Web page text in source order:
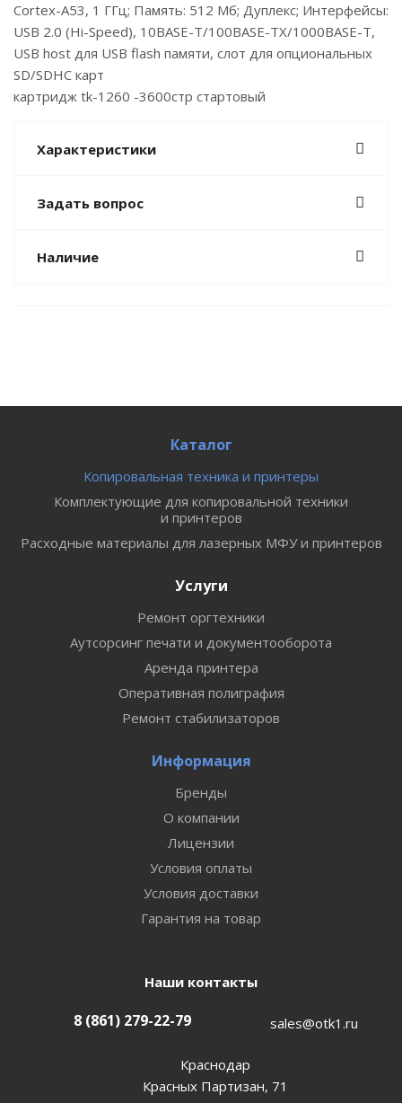
Cortex-A53, 1 ГГц; Память: 512 Мб; Дуплекс; Интерфейсы:
USB 2.0 (Hi-Speed), 10BASE-T/100BASE-TX/1000BASE-T,
USB host для USB flash памяти, слот для опциональных
SD/SDHC карт
картридж tk-1260 -3600стр стартовый
Характеристики
Задать вопрос
Наличие
Каталог
Копировальная техника и принтеры
Комплектующие для копировальной техники
и принтеров
Расходные материалы для лазерных МФУ и принтеров
Услуги
Ремонт оргтехники
Аутсорсинг печати и документооборота
Аренда принтера
Оперативная полиграфия
Ремонт стабилизаторов
Информация
Бренды
О компании
Лицензии
Условия оплаты
Условия доставки
Гарантия на товар
Наши контакты
8 (861) 279-22-79 sales@otk1.ru
Краснодар
Красных Партизан, 71